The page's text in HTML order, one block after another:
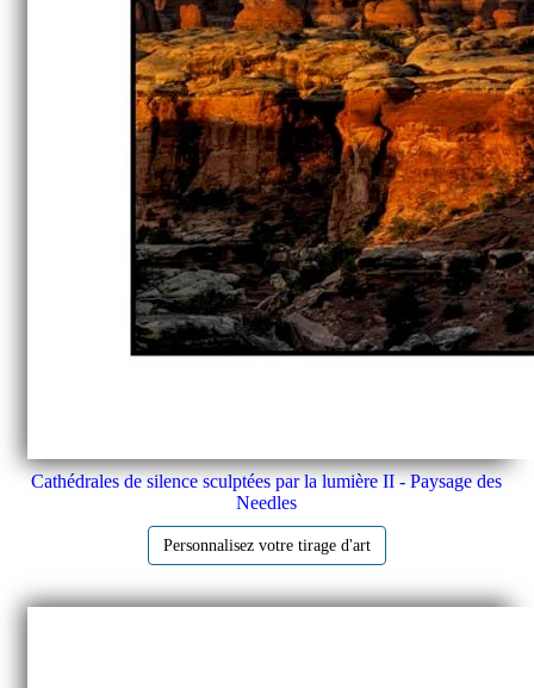
Cathédrales de silence sculptées par la lumière II - Paysage des
Needles
Personnalisez votre tirage d'art